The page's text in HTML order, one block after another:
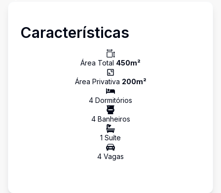
Características
Área Total 450m²
Área Privativa 200m²
4 Dormitórios
4Banheiros
1 Suíte
4 Vagas